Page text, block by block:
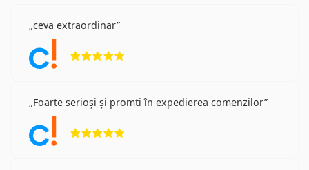
ceva extraordinar
Foarte serioși și promti în expedierea comenzilor